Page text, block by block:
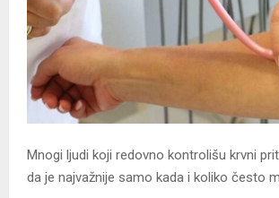
Mnogi ljudi koji redovno kontrolišu krvni
da je najvažnije samo kada i koliko često